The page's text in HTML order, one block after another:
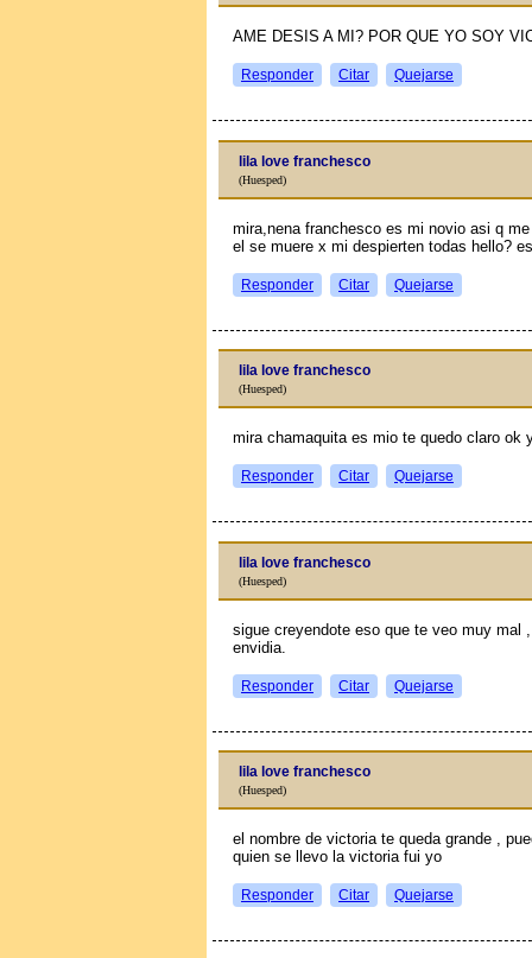
AME DESIS A MI? POR QUE YO SOY
Responder Citar Quejarse
lila love franchesco
(Huesped)
mira,nena franchesco es mi novio asi q
el se muere x mi despierten todas hello?
Responder Citar Quejarse
lila love franchesco
(Huesped)
mira chamaquita es mio te quedo claro ok
Responder Citar Quejarse
lila love franchesco
(Huesped)
sigue creyendote eso que te veo muy mal
envidia.
Responder Citar Quejarse
lila love franchesco
(Huesped)
el nombre de victoria te queda grande ,
quien se llevo la victoria fui yo
Responder Citar Quejarse